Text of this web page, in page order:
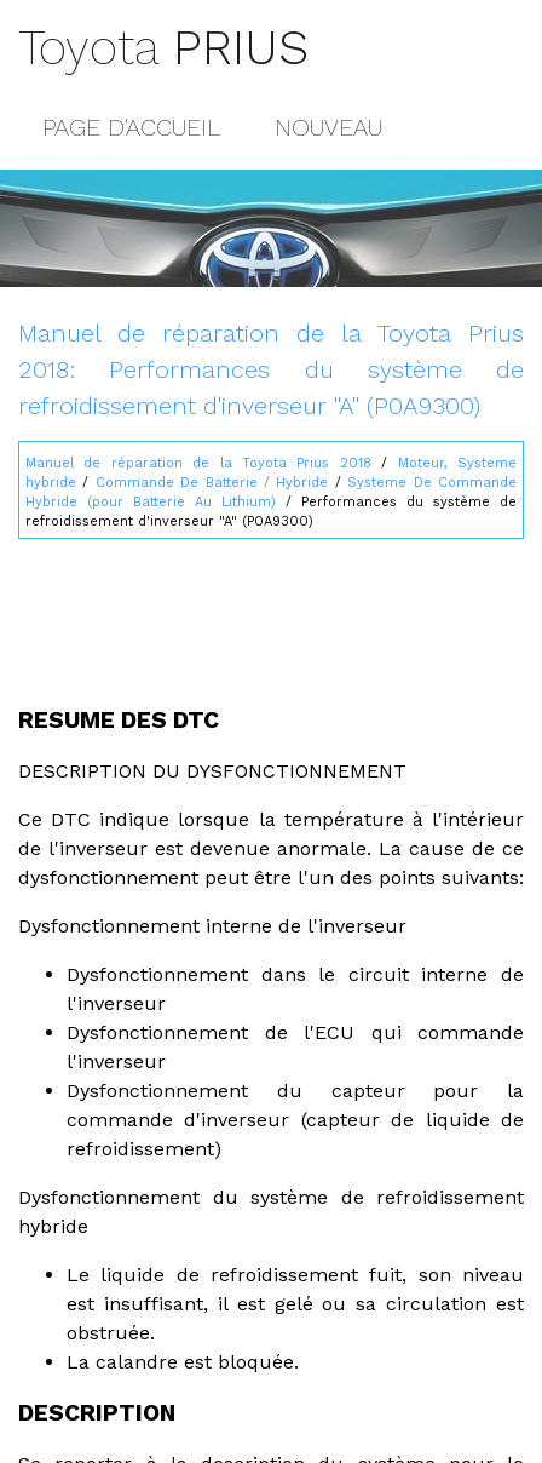
Toyota PRIUS
PAGE D'ACCUEIL NOUVEAU
POPULAIRE
CONTACTS
Manuel de réparation de la Toyota Prius
2018: Performances du système de
refroidissement d'inverseur "A" (P0A9300)
Manuel de réparation de la Toyota Prius 2018 /
Moteur, Systeme
hybride / Commande De Batterie / Hybride / Systeme De Commande
Hybride (pour Batterie Au Lithium) / Performances du système de
refroidissement d'inverseur "A" (P0A9300)
RESUME DES DTC
DESCRIPTION DU DYSFONCTIONNEMENT
Ce DTC indique lorsque la température à l'intérieur
de l'inverseur est devenue anormale. La cause de ce
dysfonctionnement peut être l'un des points suivants:
Dysfonctionnement interne de l'inverseur
Dysfonctionnement dans le circuit interne de
l'inverseur
Dysfonctionnement de l'ECU qui commande
l'inverseur
Dysfonctionnement du capteur pour la
commande d'inverseur (capteur de liquide de
refroidissement)
Dysfonctionnement du système de refroidissement
hybride
Le liquide de refroidissement fuit, son niveau
est insuffisant, il est gelé ou sa circulation est
obstruée.
La calandre est bloquée.
DESCRIPTION